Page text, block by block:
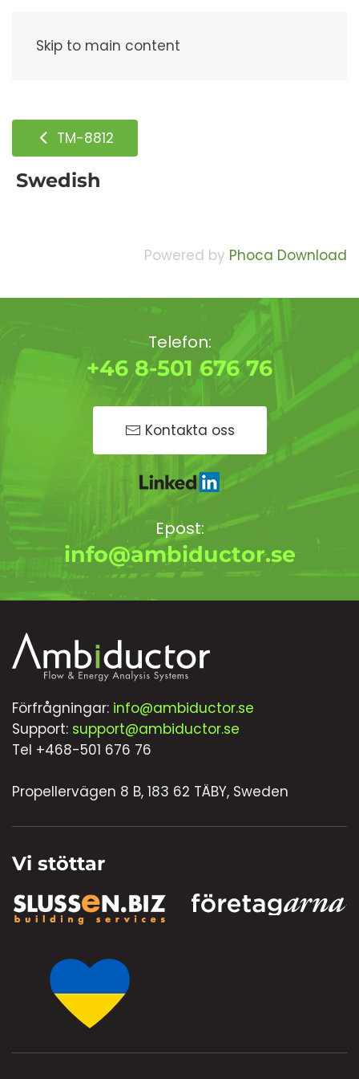
Skip to main content
TM-8812
Swedish
Powered by Phoca Download
Telefon:
+46 8-501 676 76
Kontakta oss
Epost:
info@ambiductor.se
Förfrågningar: info@ambiductor.se
Support: support@ambiductor.se
Tel +468-501 676 76
Propellervägen 8 B, 183 62 TÄBY, Sweden
Vi stöttar